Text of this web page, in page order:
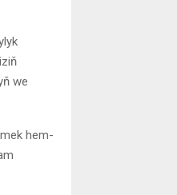
we
hem-